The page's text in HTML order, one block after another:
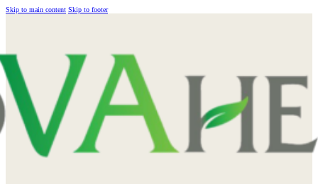
Skip to main content Skip to footer